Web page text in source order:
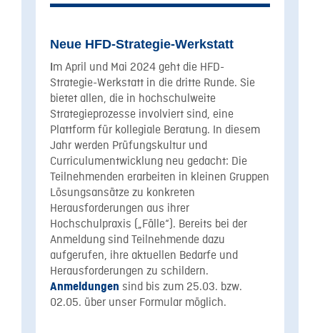
Neue HFD-Strategie-Werkstatt
m April und Mai 2024 geht die HFD-
Strategie-Werkstatt in die dritte Runde. Sie
bietet allen, die in hochschulweite
Strategieprozesse involviert sind, eine
Plattform für kollegiale Beratung. In diesem
Jahr werden Prüfungskultur und
Curriculumentwicklung neu gedacht: Die
Teilnehmenden erarbeiten in kleinen Gruppen
Lösungsansätze zu konkreten
Herausforderungen aus ihrer
Hochschulpraxis („Fälle“). Bereits bei der
Anmeldung sind Teilnehmende dazu
aufgerufen, ihre aktuellen Bedarfe und
Herausforderungen zu schildern.
Anmeldungen sind bis zum 25.03. bzw.
02.05. über unser Formular möglich.